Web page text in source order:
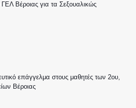
Βέροιας για τα Σεξουαλικώς
επάγγελμα στους μαθητές των 2ου,
Βέροιας